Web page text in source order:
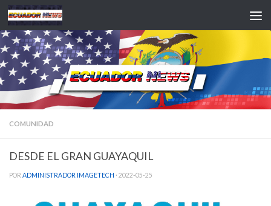
Saltar al contenido
COMUNIDAD
DESDE EL GRAN GUAYAQUIL
POR ADMINISTRADOR IMAGETECH · 2022-05-25